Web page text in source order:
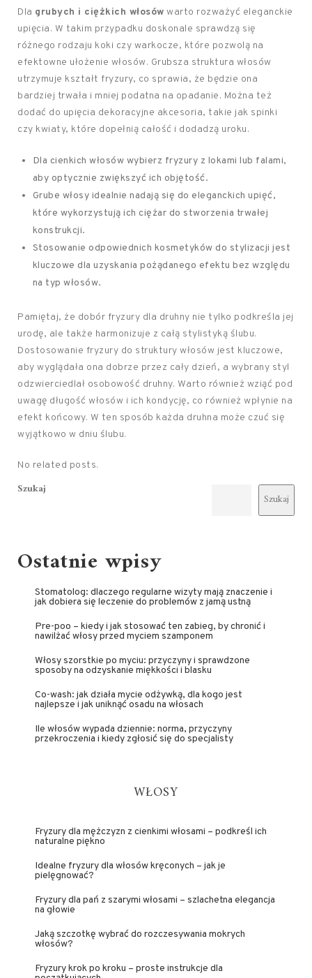
Dla grubych i ciężkich włosów warto rozważyć eleganckie
upięcia. W takim przypadku doskonale sprawdzą się
różnego rodzaju koki czy warkocze, które pozwolą na
efektowne ułożenie włosów. Grubsza struktura włosów
utrzymuje kształt fryzury, co sprawia, że będzie ona
bardziej trwała i mniej podatna na opadanie. Można też
dodać do upięcia dekoracyjne akcesoria, takie jak spinki
czy kwiaty, które dopełnią całość i dodadzą uroku.
Dla cienkich włosów wybierz fryzury z lokami lub falami,
aby optycznie zwiększyć ich objętość.
Grube włosy idealnie nadają się do eleganckich upięć,
które wykorzystują ich ciężar do stworzenia trwałej
konstrukcji.
Stosowanie odpowiednich kosmetyków do stylizacji jest
kluczowe dla uzyskania pożądanego efektu bez względu
na typ włosów.
Pamiętaj, że dobór fryzury dla druhny nie tylko podkreśla jej
urodę, ale także harmonizuje z całą stylistyką ślubu.
Dostosowanie fryzury do struktury włosów jest kluczowe,
aby wyglądała ona dobrze przez cały dzień, a wybrany styl
odzwierciedlał osobowość druhny. Warto również wziąć pod
uwagę długość włosów i ich kondycję, co również wpłynie na
efekt końcowy. W ten sposób każda druhna może czuć się
wyjątkowo w dniu ślubu.
No related posts.
Szukaj
Szukaj
Ostatnie wpisy
Stomatolog: dlaczego regularne wizyty mają znaczenie i
jak dobiera się leczenie do problemów z jamą ustną
Pre-poo – kiedy i jak stosować ten zabieg, by chronić i
nawilżać włosy przed myciem szamponem
Włosy szorstkie po myciu: przyczyny i sprawdzone
sposoby na odzyskanie miękkości i blasku
Co-wash: jak działa mycie odżywką, dla kogo jest
najlepsze i jak uniknąć osadu na włosach
Ile włosów wypada dziennie: norma, przyczyny
przekroczenia i kiedy zgłosić się do specjalisty
WŁOSY
Fryzury dla mężczyzn z cienkimi włosami – podkreśl ich
naturalne piękno
Idealne fryzury dla włosów kręconych – jak je
pielęgnować?
Fryzury dla pań z szarymi włosami – szlachetna elegancja
na głowie
Jaką szczotkę wybrać do rozczesywania mokrych
włosów?
Fryzury krok po kroku – proste instrukcje dla